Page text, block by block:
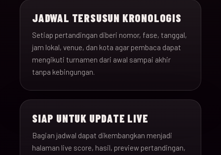
JADWAL TERSUSUN KRONOLOGIS
Setiap pertandingan diberi nomor, fase, tanggal,
jam lokal, venue, dan kota agar pembaca dapat
mengikuti turnamen dari awal sampai akhir
tanpa kebingungan.
SIAP UNTUK UPDATE LIVE
Bagian jadwal dapat dikembangkan menjadi
halaman live score, hasil, preview pertandingan,